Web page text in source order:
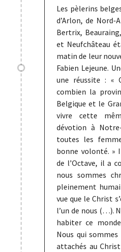
Les pèlerins
d’Arlon, de Nord-
Bertrix,
et Neufchâteau
matin de leur
Fabien Lejeune.
une réussite : «
combien la
Belgique et le
vivre cette
dévotion à
toutes les
bonne volonté. »
de l’Octave, il a
nous sommes
pleinement
vue que le Christ
l’un de nous (…).
habiter ce
Nous qui
attachés au